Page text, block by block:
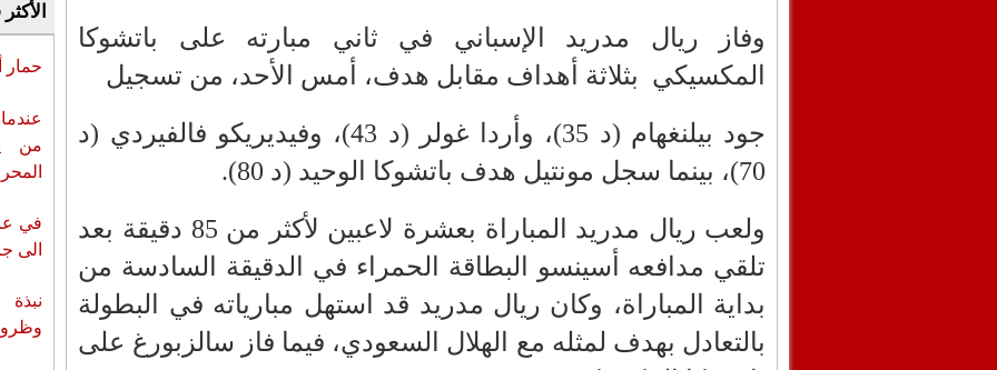
وفاز ريال مدريد الإسباني في ثاني مبارته على باتشوكا
المكسيكي بثلاثة أهداف مقابل هدف، أمس الأحد، من تسجيل
جود بيلنغهام (د 35)، وأردا غولر (د 43)، وفيديريكو فالفيردي (د
70)، بينما سجل مونتيل هدف باتشوكا الوحيد (د 80).
ولعب ريال مدريد المباراة بعشرة لاعبين لأكثر من 85 دقيقة بعد
تلقي مدافعه أسينسو البطاقة الحمراء في الدقيقة السادسة من
بداية المباراة، وكان ريال مدريد قد استهل مبارياته في البطولة
بالتعادل بهدف لمثله مع الهلال السعودي، فيما فاز سالزبورغ على
من
في عز
الى